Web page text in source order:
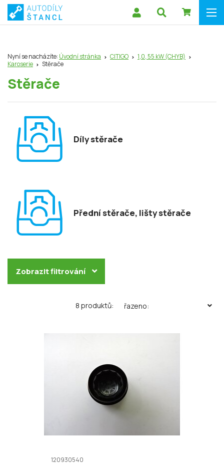
Nyní se nacházíte: Úvodní stránka CITIGO
1,0, 55 kW (CHYB)
Karoserie
Stěrače
Stěrače
Díly stěrače
Přední stěrače, lišty stěrače
Zobrazit filtrování
8 produktů: řazeno:
120930540